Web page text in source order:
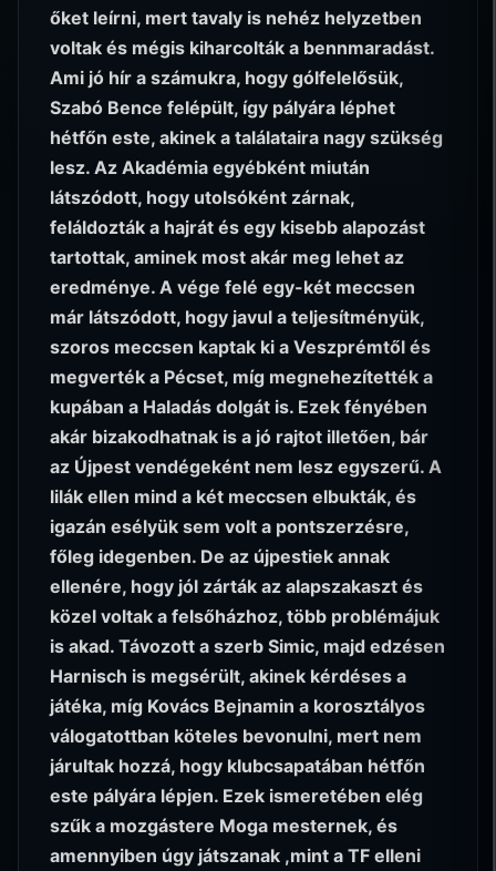
őket leírni, mert tavaly is nehéz helyzetben
voltak és mégis kiharcolták a bennmaradást.
Ami jó hír a számukra, hogy gólfelelősük,
Szabó Bence felépült, így pályára léphet
hétfőn este, akinek a találataira nagy szükség
lesz. Az Akadémia egyébként miután
látszódott, hogy utolsóként zárnak,
feláldozták a hajrát és egy kisebb alapozást
tartottak, aminek most akár meg lehet az
eredménye. A vége felé egy-két meccsen
már látszódott, hogy javul a teljesítményük,
szoros meccsen kaptak ki a Veszprémtől és
megverték a Pécset, míg megnehezítették a
kupában a Haladás dolgát is. Ezek fényében
akár bizakodhatnak is a jó rajtot illetően, bár
az Újpest vendégeként nem lesz egyszerű. A
lilák ellen mind a két meccsen elbukták, és
igazán esélyük sem volt a pontszerzésre,
főleg idegenben. De az újpestiek annak
ellenére, hogy jól zárták az alapszakaszt és
közel voltak a felsőházhoz, több problémájuk
is akad. Távozott a szerb Simic, majd edzésen
Harnisch is megsérült, akinek kérdéses a
játéka, míg Kovács Bejnamin a korosztályos
válogatottban köteles bevonulni, mert nem
járultak hozzá, hogy klubcsapatában hétfőn
este pályára lépjen. Ezek ismeretében elég
szűk a mozgástere Moga mesternek, és
amennyiben úgy játszanak ,mint a TF elleni